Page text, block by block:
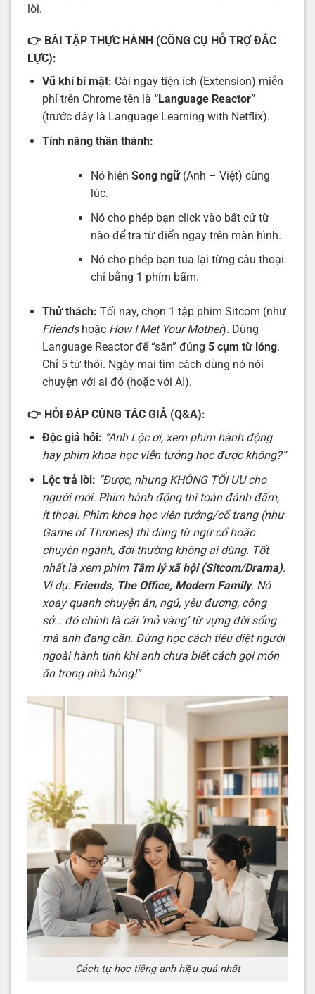
lòi.
👉 BÀI TẬP THỰC HÀNH (CÔNG CỤ HỖ TRỢ ĐẮC
LỰC):
Vũ khí bí mật: Cài ngay tiện ích (Extension) miễn
phí trên Chrome tên là “Language Reactor”
(trước đây là Language Learning with Netflix).
Tính năng thần thánh:
Nó hiện Song ngữ(Anh – Việt) cùng
lúc.
Nó cho phép bạn click vào bất cứ từ
nào để tra từ điển ngay trên màn hình.
Nó cho phép bạn tua lại từng câu thoại
chỉ bằng 1 phím bấm.
Thử thách: Tối nay, chọn 1 tập phim Sitcom (như
Friendshoặc How I Met Your Mother). Dùng
Language Reactor để “săn” đúng 5 cụm từ lóng.
Chỉ 5 từ thôi. Ngày mai tìm cách dùng nó nói
chuyện với ai đó (hoặc với AI).
👉 HỎI ĐÁP CÙNG TÁC GIẢ (Q&A):
Độc giả hỏi: “Anh Lộc ơi, xem phim hành động
hay phim khoa học viễn tưởng học được không?”
Lộc trả lời: “Được, nhưng KHÔNG TỐI ƯU cho
người mới. Phim hành động thì toàn đánh đấm,
ít thoại. Phim khoa học viễn tưởng/cổ trang (như
Game of Thrones) thì dùng từ ngữ cổ hoặc
chuyên ngành, đời thường không ai dùng. Tốt
nhất là xem phim Tâm lý xã hội (Sitcom/Drama).
Ví dụ: Friends, The Office, Modern Family. Nó
xoay quanh chuyện ăn, ngủ, yêu đương, công
sở… đó chính là cái ‘mỏ vàng’ từ vựng đời sống
mà anh đang cần. Đừng học cách tiêu diệt người
ngoài hành tinh khi anh chưa biết cách gọi món
ăn trong nhà hàng!”
Cách tự học tiếng anh hiệu quả nhất